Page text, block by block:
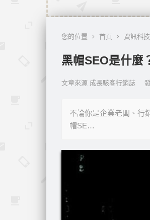
您的位置 首頁 資訊科技
黑帽SEO是什麼
文章來源 成長駭客行銷誌
不論你是企業老闆、行
帽SE…